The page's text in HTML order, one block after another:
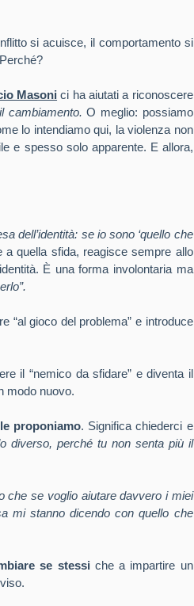
si acuisce, il comportamento si
Masoni ci ha aiutati a riconoscere
cambiamento. O meglio: possiamo
lo intendiamo qui, la violenza non
e spesso solo apparente. E allora,
dell’identità: se io sono ‘quello che
a quella sfida, reagisce sempre allo
È una forma involontaria ma
“al gioco del problema” e introduce
il “nemico da sfidare” e diventa il
modo nuovo.
proponiamo. Significa chiederci e
diverso, perché tu non senta più il
che se voglio aiutare davvero i miei
mi stanno dicendo con quello che
se stessi che a impartire un